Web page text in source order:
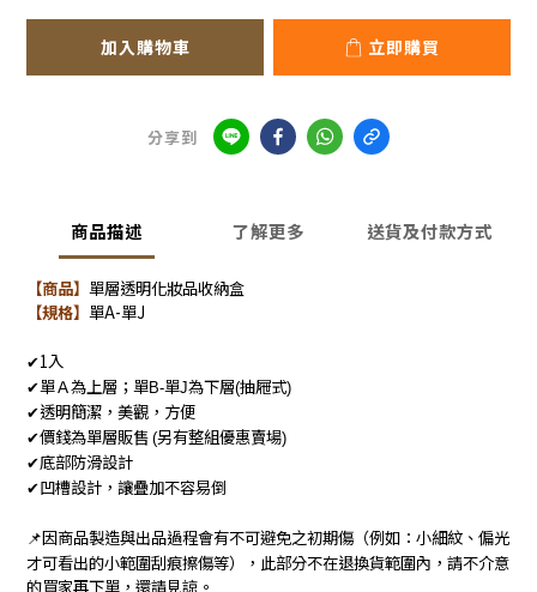
加入購物車 立即購買
分享到
商品描述 了解更多 送貨及付款方式
【商品】 單層透明化妝品收納盒
【規格】 單A-單J
✔1入
✔單Ａ為上層；單B-單J為下層(抽屜式)
✔透明簡潔，美觀，方便
✔價錢為單層販售 (另有整組優惠賣場)
✔底部防滑設計
✔凹槽設計，讓疊加不容易倒
📌因商品製造與出品過程會有不可避免之初期傷（例如：小細紋、偏光
才可看出的小範圍刮痕擦傷等），此部分不在退換貨範圍內，請不介意
的買家再下單，還請見諒。